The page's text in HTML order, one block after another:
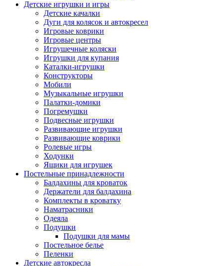
Детские игрушки и игры
Детские качалки
Дуги для колясок и автокресел
Игровые коврики
Игровые центры
Игрушечные коляски
Игрушки для купания
Каталки-игрушки
Конструкторы
Мобили
Музыкальные игрушки
Палатки-домики
Погремушки
Подвесные игрушки
Развивающие игрушки
Развивающие коврики
Ролевые игры
Ходунки
Ящики для игрушек
Постельные принадлежности
Балдахины для кроваток
Держатели для балдахина
Комплекты в кроватку
Наматрасники
Одеяла
Подушки
Подушки для мамы
Постельное белье
Пеленки
Детские автокресла